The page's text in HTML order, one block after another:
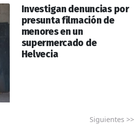
Investigan denuncias por
presunta filmación de
menores en un
supermercado de
Helvecia
Siguientes >>